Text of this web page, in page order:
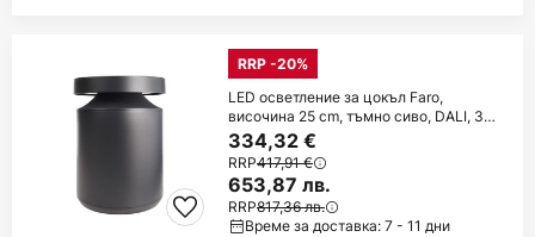
RRP -20%
LED осветление за цокъл Faro,
височина 25 cm, тъмно сиво, DALI, 3
000K
334,32 €
RRP417,91 €
653,87 лв.
RRP817,36 лв.
Време за доставка: 7 - 11 дни